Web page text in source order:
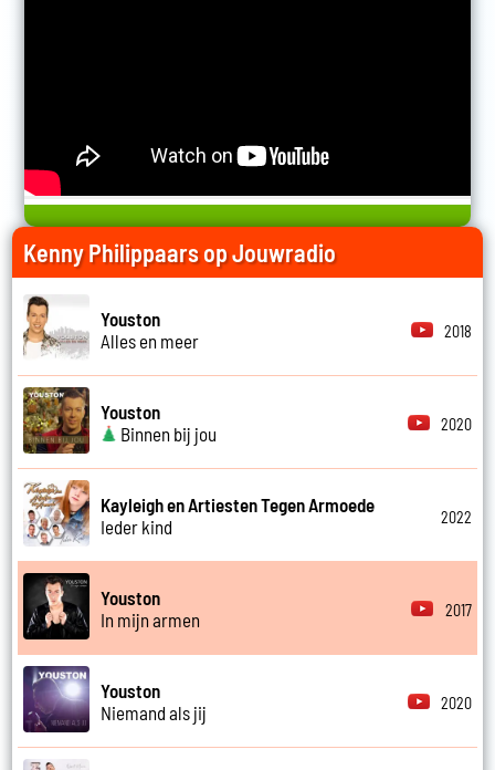
Kenny Philippaars op Jouwradio
Youston
Alles en meer
2018
Youston
Binnen bij jou
2020
Kayleigh en Artiesten Tegen Armoede
Ieder kind
2022
Youston
In mijn armen
2017
Youston
Niemand als jij
2020